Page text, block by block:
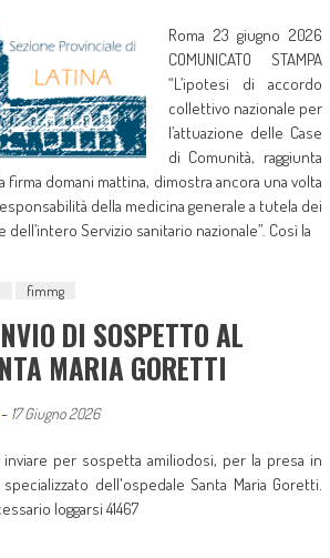
Roma 23 giugno 2026
COMUNICATO STAMPA
“L’ipotesi di accordo
collettivo nazionale per
l’attuazione delle Case
di Comunità, raggiunta
firma domani mattina, dimostra ancora una volta
della medicina generale a tutela dei
dell’intero Servizio sanitario nazionale”. Così la
fimmg
DI SOSPETTO AL
MARIA GORETTI
17 Giugno 2026
per sospetta amiliodosi, per la presa in
dell'ospedale Santa Maria Goretti.
loggarsi 41467